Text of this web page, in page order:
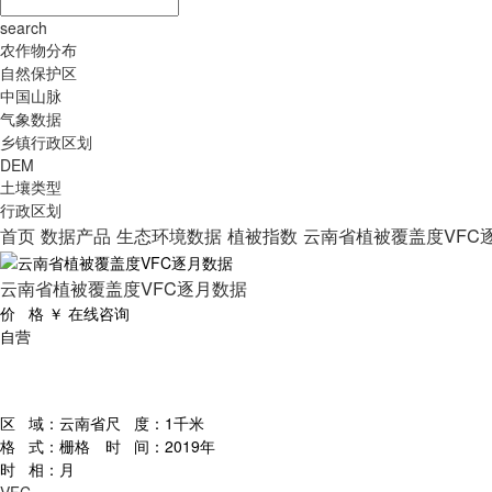
search
农作物分布
自然保护区
中国山脉
气象数据
乡镇行政区划
DEM
土壤类型
行政区划
首页 数据产品 生态环境数据 植被指数 云南省植被覆盖度VFC
云南省植被覆盖度VFC逐月数据
价 格 ￥ 在线咨询
自营
区 域： 云南省尺 度： 1千米
格 式： 栅格 时 间： 2019年
时 相： 月